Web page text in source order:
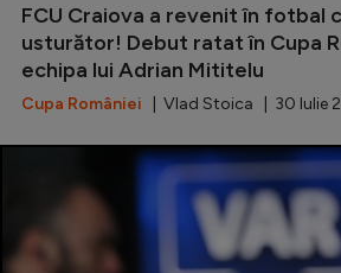
FCU Craiova a revenit în fotbal
usturător! Debut ratat în Cupa
echipa lui Adrian Mititelu
Cupa României | Vlad Stoica | 30 Iulie